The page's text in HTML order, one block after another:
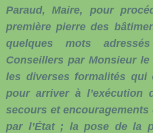
Paraud, Maire, pour
première pierre des
quelques mots
Conseillers par Monsieur
les diverses formalités qui
pour arriver à l’exécution
secours et
par l’État ; la pose de la